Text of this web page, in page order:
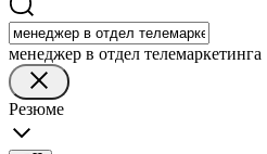
менеджер в отдел телемаркетинга
Резюме